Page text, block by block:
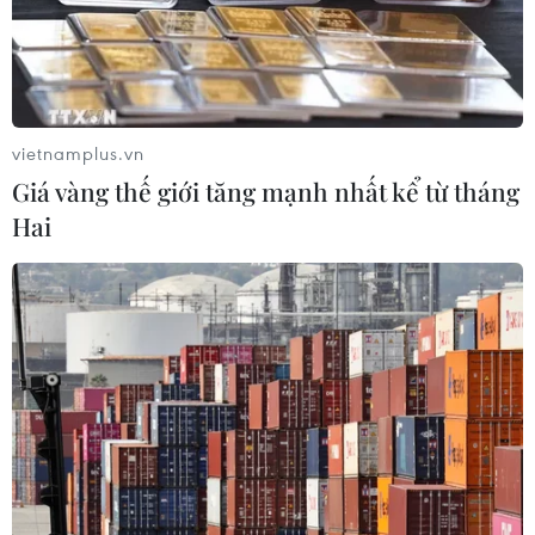
Ai Cập chuẩn bị tổ chức họp 4 bên về
thực thi lệnh ngừng bắn ở Gaza
02/08/2026 00:22
Iran cảnh báo các nước hỗ trợ Mỹ có
thể bị cuốn vào xung đột
01/08/2026 14:14
Xung đột Hamas-Israel: Phản ứng
quốc tế về lộ trình hòa bình 15 điểm ở
Dải Gaza
vietnamplus.vn
Giá vàng thế giới tăng mạnh nhất kể từ tháng
Hai